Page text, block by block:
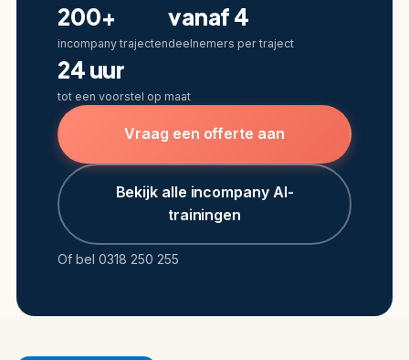
200+
incompany trajecten
vanaf 4
deelnemers per traject
24 uur
tot een voorstel op maat
Vraag een offerte aan
Bekijk alle incompany AI-
trainingen
Of bel 0318 250 255